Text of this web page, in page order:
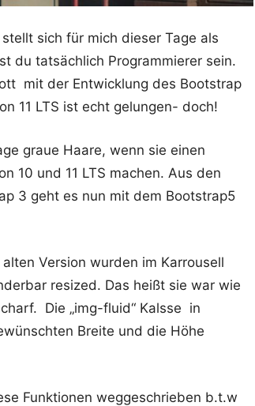
sich für mich dieser Tage als
du tatsächlich Programmierer sein.
mit der Entwicklung des Bootstrap
11 LTS ist echt gelungen- doch!
graue Haare, wenn sie einen
10 und 11 LTS machen. Aus den
3 geht es nun mit dem Bootstrap5
Version wurden im Karrousell
resized. Das heißt sie war wie
Die „img-fluid“ Kalsse in
Breite und die Höhe
Funktionen weggeschrieben b.t.w